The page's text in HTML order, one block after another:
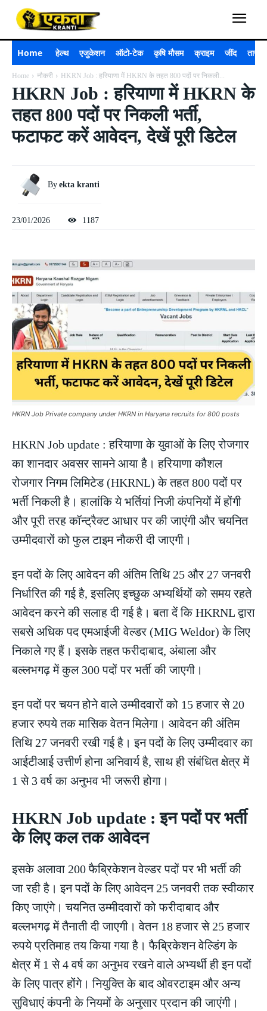
Home हेल्थ एजुकेशन ऑटो-टेक कृषि मौसम क्राइम जींद ताजा
Home नौकरी HKRN Job : हरियाणा में HKRN के तहत 800 पदों पर निकली...
HKRN Job : हरियाणा में HKRN के
तहत 800 पदों पर निकली भर्ती,
फटाफट करें आवेदन, देखें पूरी डिटेल
By ekta kranti
23/01/2026 1187
HKRN Job Private company under HKRN in Haryana recruits for 800 posts
HKRN Job update : हरियाणा के युवाओं के लिए रोजगार
का शानदार अवसर सामने आया है। हरियाणा कौशल
रोजगार निगम लिमिटेड (HKRNL) के तहत 800 पदों पर
भर्ती निकली है। हालांकि ये भर्तियां निजी कंपनियों में होंगी
और पूरी तरह कॉन्ट्रैक्ट आधार पर की जाएंगी और चयनित
उम्मीदवारों को फुल टाइम नौकरी दी जाएगी।
इन पदों के लिए आवेदन की अंतिम तिथि 25 और 27 जनवरी
निर्धारित की गई है, इसलिए इच्छुक अभ्यर्थियों को समय रहते
आवेदन करने की सलाह दी गई है। बता दें कि HKRNL द्वारा
सबसे अधिक पद एमआईजी वेल्डर (MIG Weldor) के लिए
निकाले गए हैं। इसके तहत फरीदाबाद, अंबाला और
बल्लभगढ़ में कुल 300 पदों पर भर्ती की जाएगी।
इन पदों पर चयन होने वाले उम्मीदवारों को 15 हजार से 20
हजार रुपये तक मासिक वेतन मिलेगा। आवेदन की अंतिम
तिथि 27 जनवरी रखी गई है। इन पदों के लिए उम्मीदवार का
आईटीआई उत्तीर्ण होना अनिवार्य है, साथ ही संबंधित क्षेत्र में
1 से 3 वर्ष का अनुभव भी जरूरी होगा।
HKRN Job update : इन पदों पर भर्ती
के लिए कल तक आवेदन
इसके अलावा 200 फैब्रिकेशन वेल्डर पदों पर भी भर्ती की
जा रही है। इन पदों के लिए आवेदन 25 जनवरी तक स्वीकार
किए जाएंगे। चयनित उम्मीदवारों को फरीदाबाद और
बल्लभगढ़ में तैनाती दी जाएगी। वेतन 18 हजार से 25 हजार
रुपये प्रतिमाह तय किया गया है। फैब्रिकेशन वेल्डिंग के
क्षेत्र में 1 से 4 वर्ष का अनुभव रखने वाले अभ्यर्थी ही इन पदों
के लिए पात्र होंगे। नियुक्ति के बाद ओवरटाइम और अन्य
सुविधाएं कंपनी के नियमों के अनुसार प्रदान की जाएंगी।